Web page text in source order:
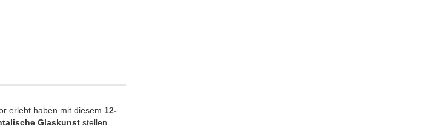
erlebt haben mit diesem 12-
Glaskunst stellen